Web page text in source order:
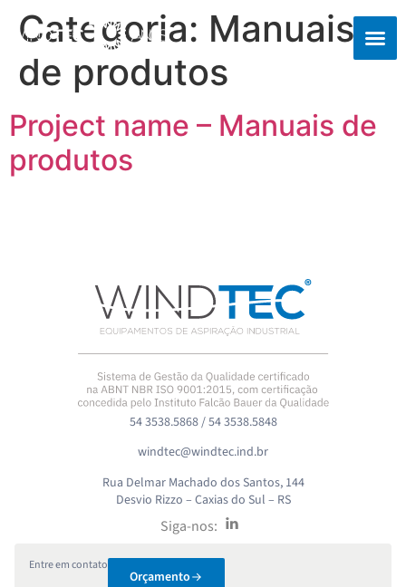
Categoria: Manuais
de produtos
Project name – Manuais de
produtos
54 3538.5868 / 54 3538.5848
windtec@windtec.ind.br
Rua Delmar Machado dos Santos, 144
Desvio Rizzo – Caxias do Sul – RS
Siga-nos:
Entre em contato
Orçamento